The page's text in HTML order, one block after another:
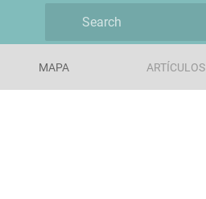
MAPA ARTÍCULOS